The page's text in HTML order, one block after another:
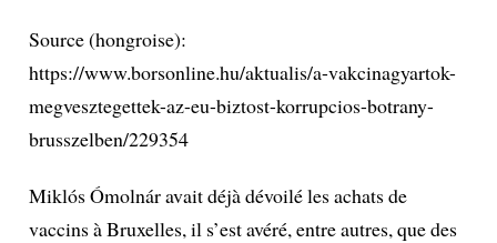
Source (hongroise):
https://www.borsonline.hu/aktualis/a-vakcinagyartok-
megvesztegettek-az-eu-biztost-korrupcios-botrany-
brusszelben/229354
Miklós Ómolnár avait déjà dévoilé les achats de
vaccins à Bruxelles, il s’est avéré, entre autres, que des